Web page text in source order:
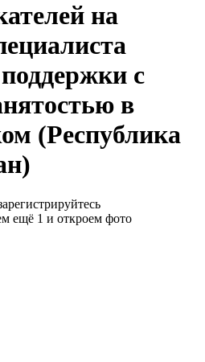
на
с
в
(Республика
ещё 1 и откроем фото